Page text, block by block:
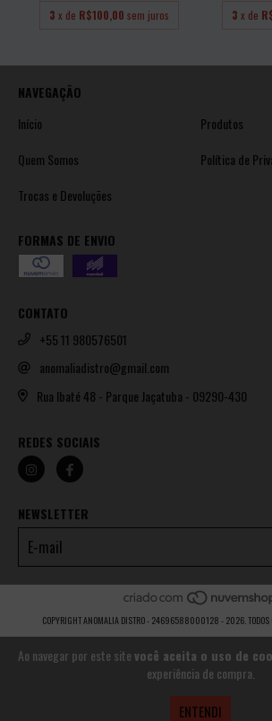
Ao navegar por este sitevocê aceita o uso de
experiência de compra.
ENTENDI
3 x de R$100,00 sem juros 3 x de
NAVEGAÇÃO
Início
Produtos
Quem Somos
Política de
Trocas e Devoluções
FORMAS DE ENVIO
CONTATO
+55 11 980576501
anomaliadistro@gmail.com
Rua Ibaté 48 - Parque Jaçatuba - 09290-430
REDES SOCIAIS
NEWSLETTER
COPYRIGHT ANOMALIA DISTRO - 24696588000128 - 2026. TODOS